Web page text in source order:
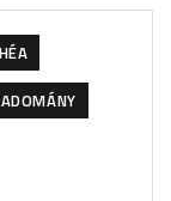
HÉA